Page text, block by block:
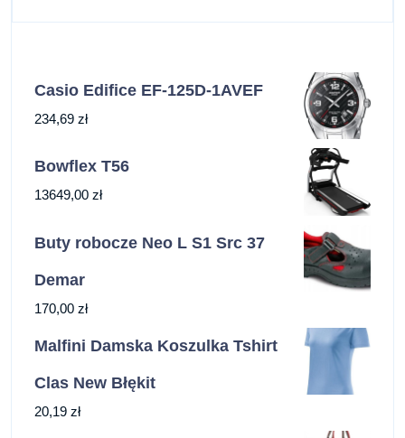
Casio Edifice EF-125D-1AVEF
234,69 zł
Bowflex T56
13649,00 zł
Buty robocze Neo L S1 Src 37
Demar
170,00 zł
Malfini Damska Koszulka Tshirt
Clas New Błękit
20,19 zł